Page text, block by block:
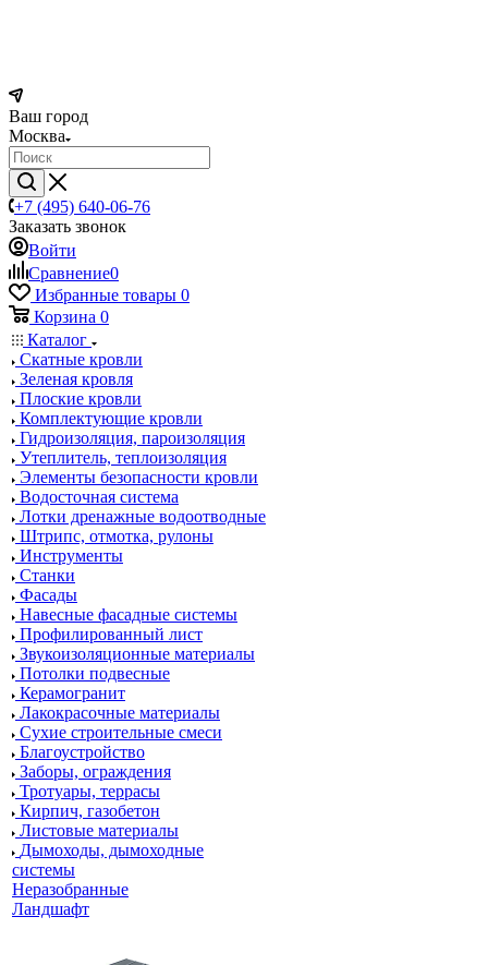
Ваш город
Москва
+7 (495) 640-06-76
Заказать звонок
Войти
Сравнение0
Избранные товары 0
Корзина 0
Каталог
Скатные кровли
Зеленая кровля
Плоские кровли
Комплектующие кровли
Гидроизоляция, пароизоляция
Утеплитель, теплоизоляция
Элементы безопасности кровли
Водосточная система
Лотки дренажные водоотводные
Штрипс, отмотка, рулоны
Инструменты
Станки
Фасады
Навесные фасадные системы
Профилированный лист
Звукоизоляционные материалы
Потолки подвесные
Керамогранит
Лакокрасочные материалы
Сухие строительные смеси
Благоустройство
Заборы, ограждения
Тротуары, террасы
Кирпич, газобетон
Листовые материалы
Дымоходы, дымоходные
системы
Неразобранные
Ландшафт